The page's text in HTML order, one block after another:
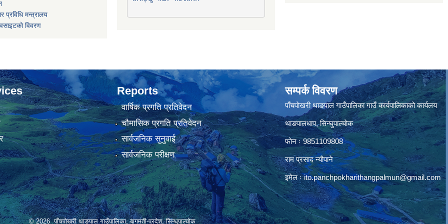
प्रविधि मन्त्रालय
विवरण
Reports
वार्षिक प्रगति प्रतिवेदन
चौमासिक प्रगति प्रतिवेदन
सार्वजनिक सुनुवाई
सार्वजनिक परीक्षण
सम्पर्क विवरण
पाँचपाेखरी थाङपाल गाउँपालिका गाउँ कार्यपालिकाको कार्यलय
थाङपालधाप, सिन्घुपाल्चाेक
फाेन ः 9851109808
राम प्रसाद न्याैपाने
इमेल ःito.panchpokharithangpalmun@gmail.com
© 2026 पाँचपोखरी थाङपाल गाउँपालिका, बागमती-प्रदेश, सिन्धुपाल्चोक